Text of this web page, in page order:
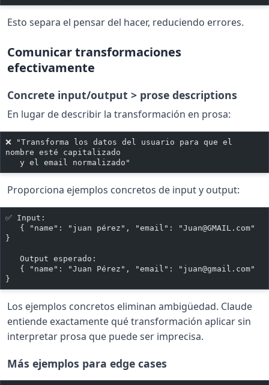
Esto separa el pensar del hacer, reduciendo errores.
Comunicar transformaciones
efectivamente
Concrete input/output > prose descriptions
En lugar de describir la transformación en prosa:
❌ "Transforma los datos del usuario para que el
nombre esté capitalizado
   y el email normalizado"
Proporciona ejemplos concretos de input y output:
✅ Input:
   { "name": "juan pérez", "email": "
Juan@GMAIL.com"
}
   Output esperado:
   { "name": "Juan Pérez", "email": "
juan@gmail.com"
}
Los ejemplos concretos eliminan ambigüedad. Claude
entiende exactamente qué transformación aplicar sin
interpretar prosa que puede ser imprecisa.
Más ejemplos para edge cases